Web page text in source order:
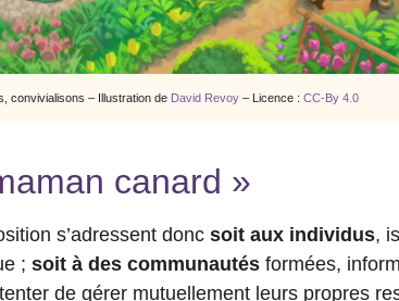
convivialisons – Illustration de David Revoy– Licence : CC-By 4.0
canard »
s’adressent donc soit aux individus,
; soit à des communautésformées,
de gérer mutuellement leurs propres